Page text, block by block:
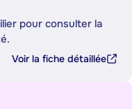
pour consulter la
Voir la fiche détaillée